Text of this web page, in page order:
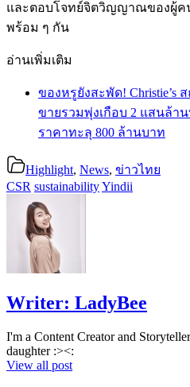
และตอบโจทย์จิตวิญญาณของผู้ค
พร้อม ๆ กัน
อ่านเพิ่มเติม
ของหรูยังสะพัด! Christie’s
ขายรวมพุ่งเกือบ 2 แสนล้าน
ราคาทะลุ 800 ล้านบาท
Highlight, News, ข่าวไทย
CSR sustainabilityYindii
Writer: LadyBee
I'm a Content Creator and
daughter :><:
View all post